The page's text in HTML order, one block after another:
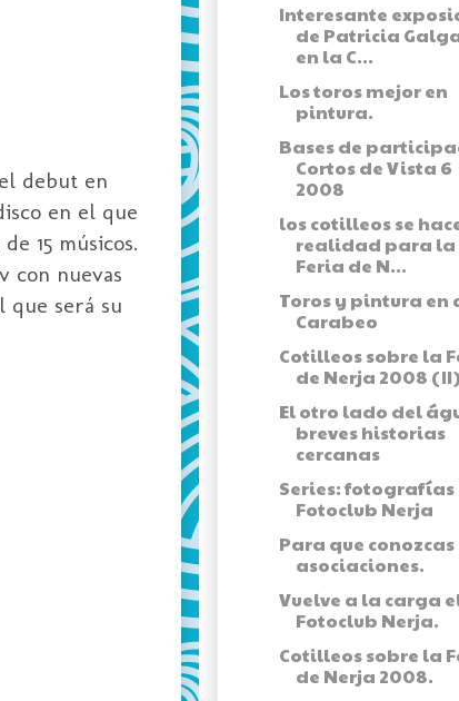
debut en
en el que
15 músicos.
con nuevas
que será su
Interesante
de Patricia
en la C...
Los toros mejor en
pintura.
Bases de
Cortos de Vista 6
2008
los cotilleos se
realidad para la
Feria de N...
Toros y pintura en
Carabeo
Cotilleos sobre la
de Nerja 2008
El otro lado del
breves historias
cercanas
Series:
Fotoclub Nerja
Para que
asociaciones.
Vuelve a la carga
Fotoclub Nerja.
Cotilleos sobre la
de Nerja 2008.